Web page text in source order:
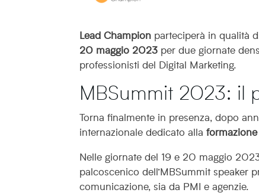
Lead Champion parteciperà in qualità
20 maggio 2023 per due giornate
professionisti del Digital Marketing.
MBSummit 2023: il
Torna finalmente in presenza, dopo
internazionale dedicato allaformazione
Nelle giornate del 19 e 20 maggio
palcoscenico dell’MBSummit speaker
comunicazione, sia da PMI e agenzie.